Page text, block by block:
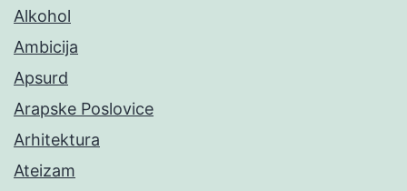
Alkohol
Ambicija
Apsurd
Arapske Poslovice
Arhitektura
Ateizam